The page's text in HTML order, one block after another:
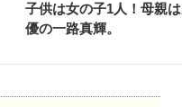
子供は女の子1人！母親
優の一路真輝。